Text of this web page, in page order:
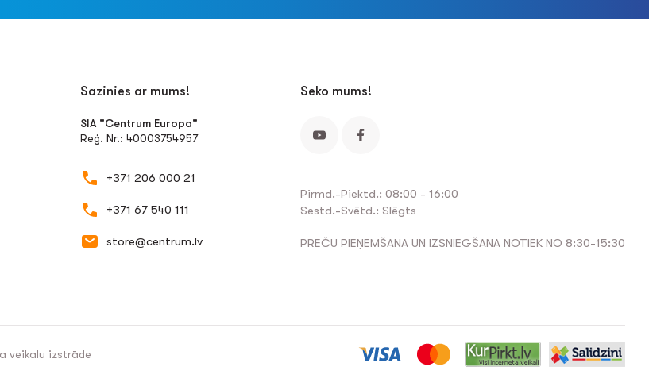
Sazinies ar mums!
SIA "Centrum Europa"
Reģ. Nr.: 40003754957
+371 206 000 21
+371 67 540 111
store@centrum.lv
Seko mums!
Pirmd.-Piektd.: 08:00 - 16:00
Sestd.-Svētd.: Slēgts
PREČU PIEŅEMŠANA UN IZSNIEGŠANA NOTIEK NO 8:30-15:30
veikalu izstrāde